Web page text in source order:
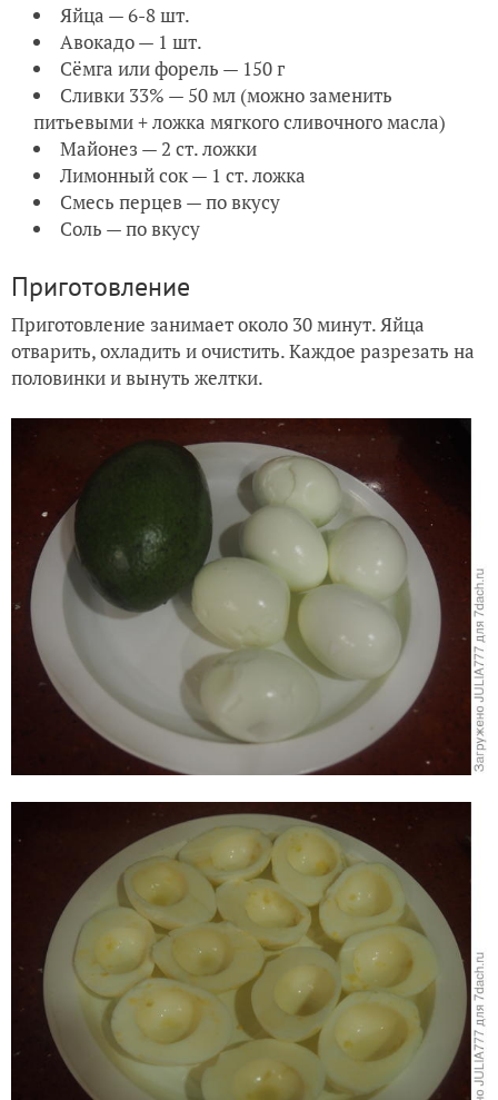
Яйца — 6-8 шт.
Авокадо — 1 шт.
Сёмга или форель — 150 г
Сливки 33% — 50 мл (можно заменить
питьевыми + ложка мягкого сливочного масла)
Майонез — 2 ст. ложки
Лимонный сок — 1 ст. ложка
Смесь перцев — по вкусу
Соль — по вкусу
Приготовление
Приготовление занимает около 30 минут. Яйца
отварить, охладить и очистить. Каждое разрезать на
половинки и вынуть желтки.